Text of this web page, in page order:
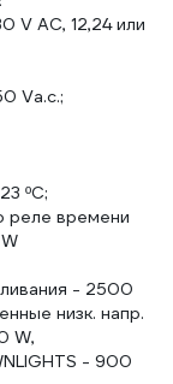
V AC, 12,24 или
Va.c.;
ºC;
реле времени
- 2500
низк. напр.
W,
- 900